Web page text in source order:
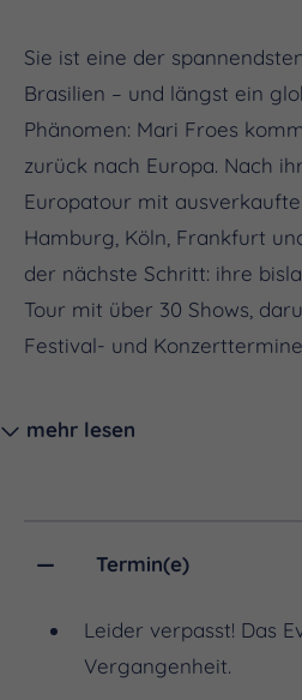
Sie ist eine der
Brasilien – und längst ein
Phänomen: Mari Froes
zurück nach Europa. Nach
Europatour mit
Hamburg, Köln, Frankfurt
der nächste Schritt: ihre
Tour mit über 30 Shows,
Festival- und
5 Millionen monatlichen
Mio. Instagram-Followern
mehr lesen
Termin(e)
Leider verpasst! Das
Vergangenheit.